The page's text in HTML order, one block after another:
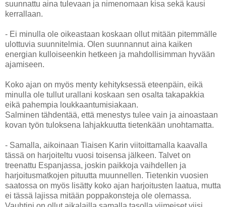
suunnattu aina tulevaan ja nimenomaan kisa sekä kausi
kerrallaan.
- Ei minulla ole oikeastaan koskaan ollut mitään pitemmälle
ulottuvia suunnitelmia. Olen suunnannut aina kaiken
energian kulloiseenkin hetkeen ja mahdollisimman hyvään
ajamiseen.
Koko ajan on myös menty kehityksessä eteenpäin, eikä
minulla ole tullut urallani koskaan sen osalta takapakkia
eikä pahempia loukkaantumisiakaan.
Salminen tähdentää, että menestys tulee vain ja ainoastaan
kovan työn tuloksena lahjakkuutta tietenkään unohtamatta.
- Samalla, aikoinaan Tiaisen Karin viitoittamalla kaavalla
tässä on harjoiteltu vuosi toisensa jälkeen. Talvet on
treenattu Espanjassa, joskin paikkoja vaihdellen ja
harjoitusmatkojen pituutta muunnellen. Tietenkin vuosien
saatossa on myös lisätty koko ajan harjoitusten laatua, mutta
ei tässä lajissa mitään poppakonsteja ole olemassa.